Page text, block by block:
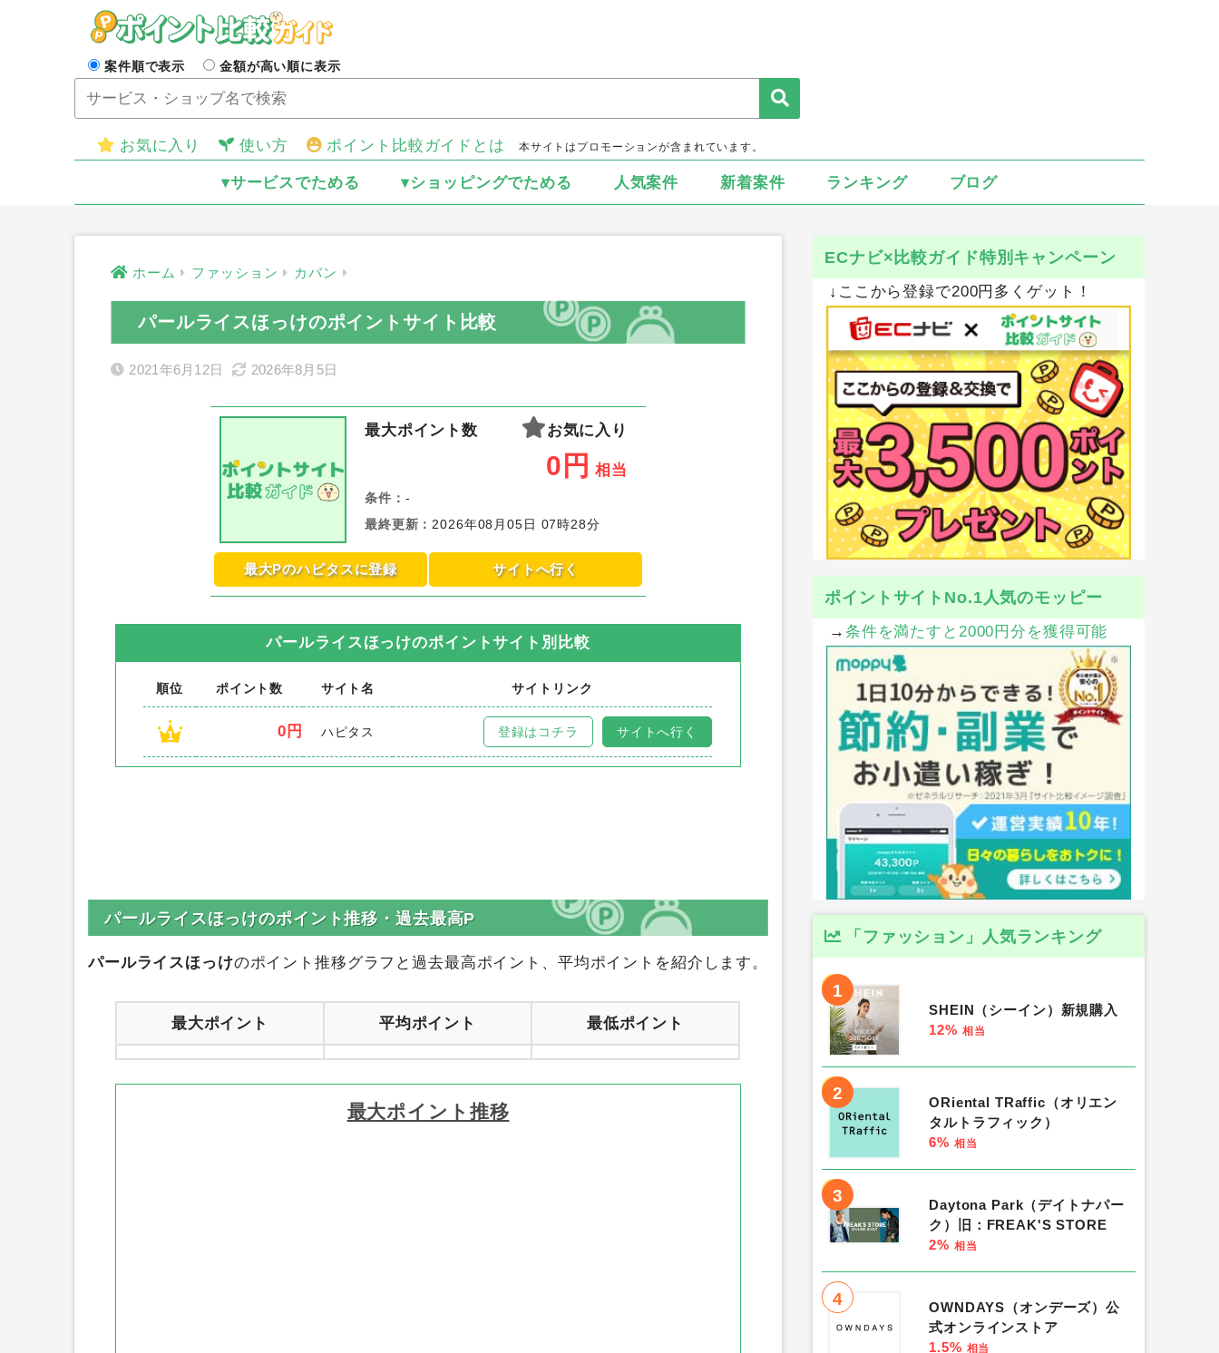
案件順で表示 金額が高い順に表示
お気に入り 使い方 ポイント比較ガイドとは 本サイトはプロモーションが含まれています。
▾サービスでためる ▾ショッピングでためる 人気案件 新着案件 ランキング ブログ
ホーム ファッション カバン
パールライスほっけのポイントサイト比較
2021年6月12日 2026年8月5日
最大ポイント数 お気に入り
0 円 相当
条件： -
最終更新 ： 2026年08月05日 07時28分
最大Pのハピタスに登録 サイトへ行く
パールライスほっけのポイントサイト別比較
順位 ポイント数 サイト名 サイトリンク
1 0円 ハピタス 登録はコチラ サイトへ行く
パールライスほっけのポイント推移・過去最高P
パールライスほっけのポイント推移グラフと過去最高ポイント、平均ポイントを紹介します。
最大ポイント 平均ポイント 最低ポイント
最大ポイント推移
ECナビ×比較ガイド特別キャンペーン
↓ここから登録で200円多くゲット！
ポイントサイトNo.1人気のモッピー
→ 条件を満たすと2000円分を獲得可能
「ファッション」人気ランキング
1
SHEIN（シーイン）新規購入
12% 相当
2
ORiental TRaffic（オリエン
タルトラフィック）
6% 相当
3
Daytona Park（デイトナパー
ク）旧：FREAK'S STORE
2% 相当
4
OWNDAYS（オンデーズ）公
式オンラインストア
1.5% 相当